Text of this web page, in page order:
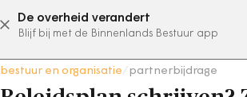
De overheid verandert
Blijf bij met de Binnenlands Bestuur app
abonneer nu
bestuur en organisatie partnerbijdrage